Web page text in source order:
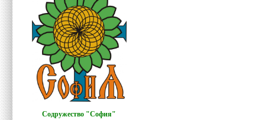
Содружество "София"